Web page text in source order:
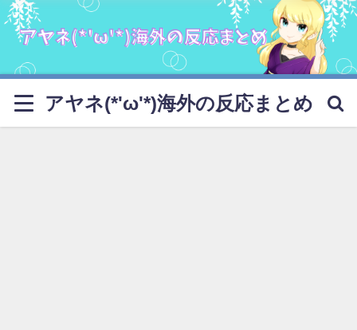
アヤネ(*'ω'*)海外の反応まとめ